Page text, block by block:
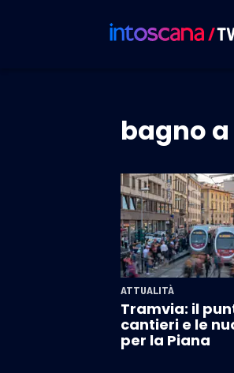
bagno
ATTUALITÀ
Tramvia: il
cantieri e le
per la Piana